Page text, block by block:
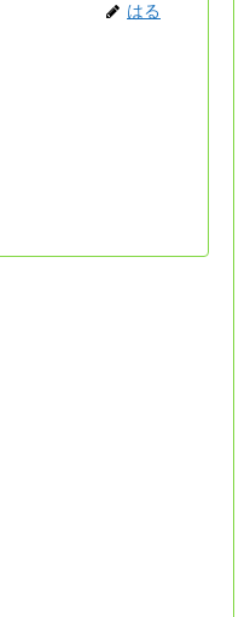
はる